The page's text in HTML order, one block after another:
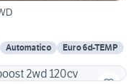
Automatico
Euro 6d-TEMP